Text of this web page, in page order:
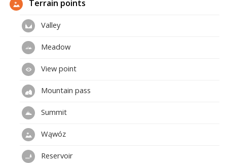
Terrain points
Valley
Meadow
View point
Mountain pass
Summit
Wąwóz
Reservoir